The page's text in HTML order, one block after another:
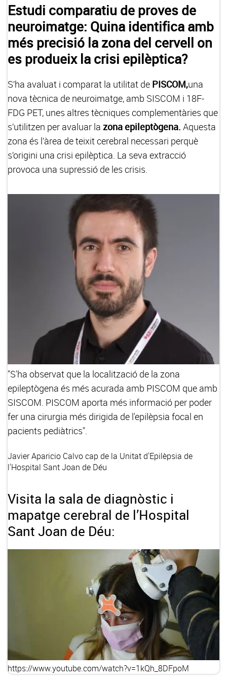
Estudi comparatiu de proves de
neuroimatge: Quina identifica amb
més precisió la zona del cervell on
es produeix la crisi epilèptica?
S’ha avaluat i comparat la utilitat de PISCOM,una
nova tècnica de neuroimatge, amb SISCOM i 18F-
FDG PET, unes altres tècniques complementàries que
s’utilitzen per avaluar la zona epileptògena. Aquesta
zona és l’àrea de teixit cerebral necessari perquè
s’origini una crisi epilèptica. La seva extracció
provoca una supressió de les crisis.
"S'ha observat que la localització de la zona
epileptògena és més acurada amb PISCOM que amb
SISCOM. PISCOM aporta més informació per poder
fer una cirurgia més dirigida de l'epilèpsia focal en
pacients pediàtrics".
Javier Aparicio Calvocap de la Unitat d'Epilèpsia de
l'Hospital Sant Joan de Déu
Visita la sala de diagnòstic i
mapatge cerebral de l’Hospital
Sant Joan de Déu:
https://www.youtube.com/watch?v=1kQh_8DFpoM